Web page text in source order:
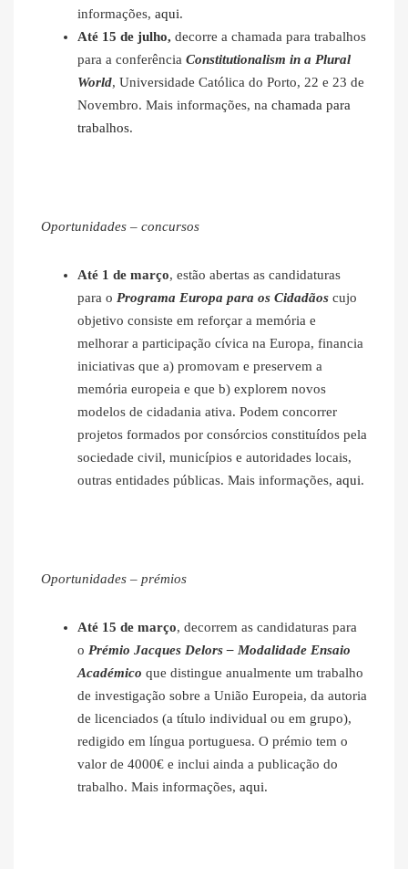
informações, aqui.
Até 15 de julho, decorre a chamada para trabalhos
para a conferência Constitutionalism in a Plural
World, Universidade Católica do Porto, 22 e 23 de
Novembro. Mais informações, na chamada para
trabalhos.
Oportunidades – concursos
Até 1 de março, estão abertas as candidaturas
para o Programa Europa para os Cidadãos cujo
objetivo consiste em reforçar a memória e
melhorar a participação cívica na Europa, financia
iniciativas que a) promovam e preservem a
memória europeia e que b) explorem novos
modelos de cidadania ativa. Podem concorrer
projetos formados por consórcios constituídos pela
sociedade civil, municípios e autoridades locais,
outras entidades públicas. Mais informações, aqui.
Oportunidades – prémios
Até 15 de março, decorrem as candidaturas para
o Prémio Jacques Delors – Modalidade Ensaio
Académico que distingue anualmente um trabalho
de investigação sobre a União Europeia, da autoria
de licenciados (a título individual ou em grupo),
redigido em língua portuguesa. O prémio tem o
valor de 4000€ e inclui ainda a publicação do
trabalho. Mais informações, aqui.